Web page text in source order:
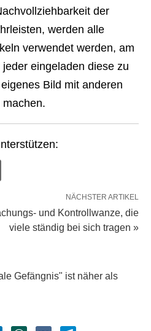
der
werden alle
verwendet werden, am
eingeladen diese zu
Bild mit anderen
NÄCHSTER ARTIKEL
und Kontrollwanze, die
viele ständig bei sich tragen »
Gefängnis" ist näher als